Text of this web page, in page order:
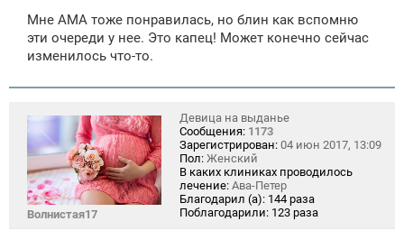
и
Мне АМА тоже понравилась, но блин как вспомню
эти очереди у нее. Это капец! Может конечно сейчас
изменилось что-то.
Волнистая17
Девица на выданье
Сообщения: 1173
Зарегистрирован: 04 июн 2017, 13:09
Пол: Женский
В каких клиниках проводилось
лечение: Ава-Петер
Благодарил (а): 144 раза
Поблагодарили: 123 раза